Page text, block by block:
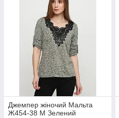
Джемпер жіночий Мальта
Ж454-38 M Зелений